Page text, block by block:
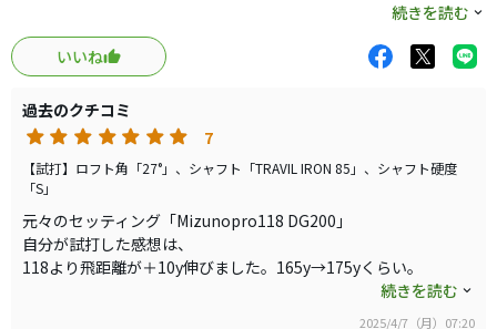
トラックマンでは計測できないデータが見れたり、フィッ
ターさんが気さくな方でめちゃ楽しかったです。
株主優待の20%オフはありがたや。。。
〜試打した感じ〜
悪い点
良い点…
飛距離…5〜10y 伸びた。
弾道 …高め
操作性…素人のため操作性の定義が分からないけど、打っ
た瞬間イメージと試打のピッタリ合う感じだった。
構え…ヘッドが小さくマッスルと変わらない感じで構えら
続きを読む
いいね
過去のクチコミ
7
【試打】ロフト角「27°」、シャフト「TRAVIL IRON 85」、シャフト硬度
「S」
元々のセッティング「Mizunopro118 DG200」
自分が試打した感想は、
118より飛距離が＋10y伸びました。165y→175yくらい。
打感、打音もMB越えてる気がします。最っこうです！！
ヘッドは他モデルと比較しても当てるべきポイントに大きな差は
続きを読む
2025/4/7（月）07:20